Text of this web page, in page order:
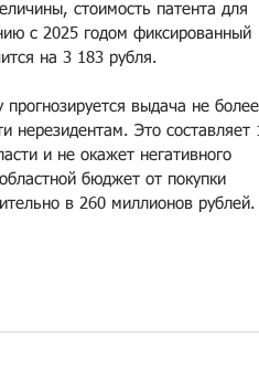
стоимость патента для
с 2025 годом фиксированный
на 3 183 рубля.
выдача не
нерезидентам. Это составляет
и не окажет негативного
бюджет от покупки
в 260 миллионов рублей.